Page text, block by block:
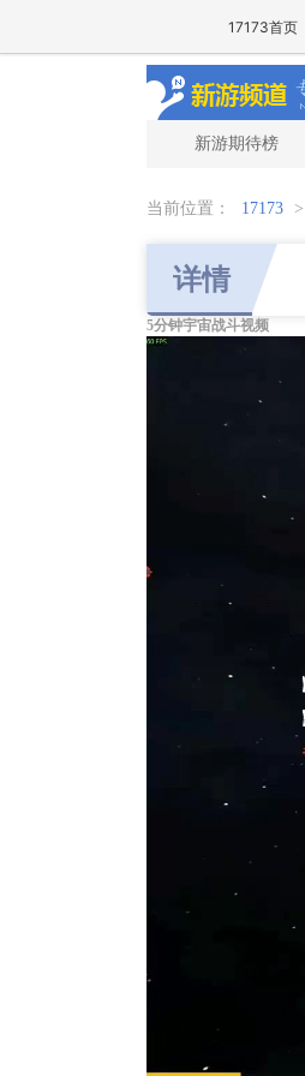
17173首页
新游期待榜
当前位置： 17173 >
详情
5分钟宇宙战斗视频